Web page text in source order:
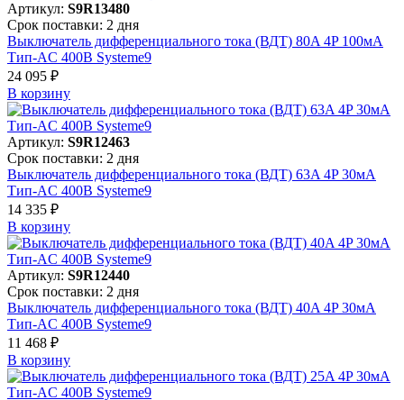
Артикул: S9R13480
Срок поставки: 2 дня
Выключатель дифференциального тока (ВДТ) 80A 4P 100мА
Тип-AC 400В Systeme9
24 095 ₽
В корзинy
Артикул: S9R12463
Срок поставки: 2 дня
Выключатель дифференциального тока (ВДТ) 63A 4P 30мА
Тип-AC 400В Systeme9
14 335 ₽
В корзинy
Артикул: S9R12440
Срок поставки: 2 дня
Выключатель дифференциального тока (ВДТ) 40A 4P 30мА
Тип-AC 400В Systeme9
11 468 ₽
В корзинy